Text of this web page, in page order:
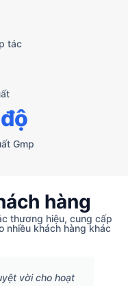
tác
Gmp
hàng
thương hiệu, cung cấp
nhiều khách hàng khác
vời cho hoạt